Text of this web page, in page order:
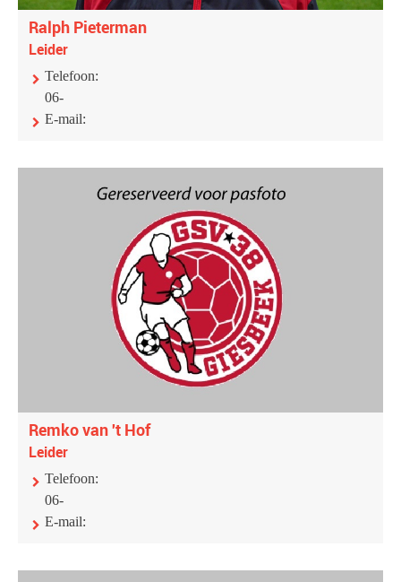
Ralph Pieterman
Leider
Telefoon:
06-
E-mail:
Remko van 't Hof
Leider
Telefoon:
06-
E-mail: